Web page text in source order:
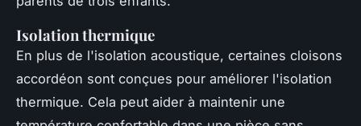
Isolation thermique
En plus de l'isolation acoustique, certaines cloisons
accordéon sont conçues pour améliorer l'isolation
thermique. Cela peut aider à maintenir une